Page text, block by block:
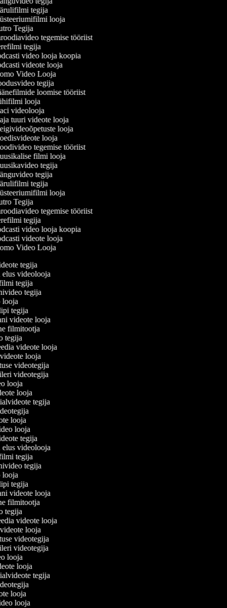
tegija
looja
Tegija
tegemise tööriist
tegija
video looja koopia
videote looja
Video Looja
tegija
loomise tööriist
looja
videolooja
tuuri videote looja
looja
looja
tegemise tööriist
filmi looja
tegija
tegija
tegija
looja
Tegija
tegemise tööriist
tegija
video looja koopia
videote looja
Video Looja
tegija
elus videolooja
tegija
tegija
looja
tegija
videote looja
filmitootja
tegija
videote looja
looja
videotegija
videotegija
looja
looja
tegija
looja
looja
tegija
elus videolooja
tegija
tegija
looja
tegija
videote looja
filmitootja
tegija
videote looja
looja
videotegija
videotegija
looja
looja
tegija
looja
looja